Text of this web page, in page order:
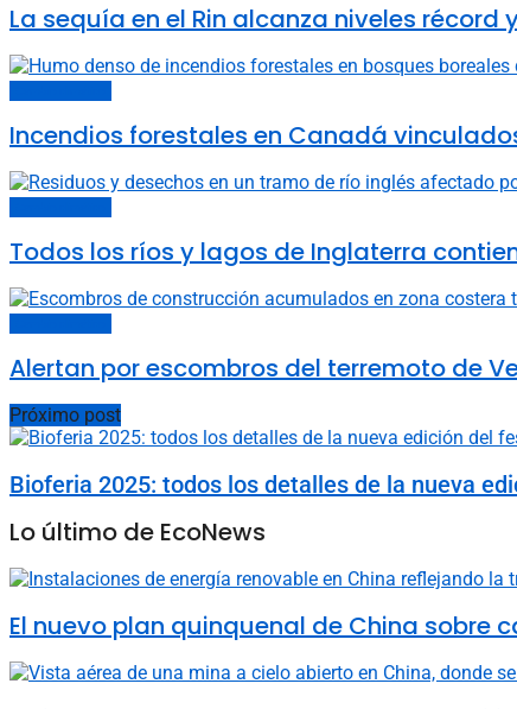
La sequía en el Rin alcanza niveles
Incendios forestales en Canadá
Todos los ríos y lagos de Inglaterra
Alertan por escombros del terremoto de
Próximo post
Bioferia 2025: todos los detalles de la nueva
Lo último de EcoNews
El nuevo plan quinquenal de China